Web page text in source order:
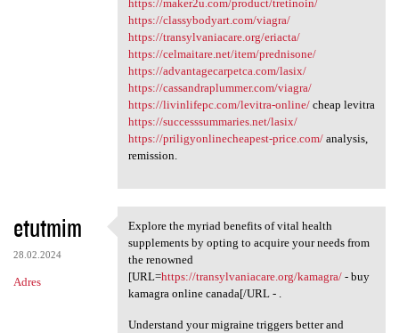
https://maker2u.com/product/tretinoin/
https://classybodyart.com/viagra/
https://transylvaniacare.org/eriacta/
https://celmaitare.net/item/prednisone/
https://advantagecarpetca.com/lasix/
https://cassandraplummer.com/viagra/
https://livinlifepc.com/levitra-online/cheap levitra
https://successsummaries.net/lasix/
https://priligyonlinecheapest-price.com/analysis,
remission.
etutmim
28.02.2024
Adres
Explore the myriad benefits
Explore the myriad benefits of vital health
supplements by opting to acquire your needs from
the renowned
[URL=https://transylvaniacare.org/kamagra/- buy
kamagra online canada[/URL - .
Understand your migraine triggers better and